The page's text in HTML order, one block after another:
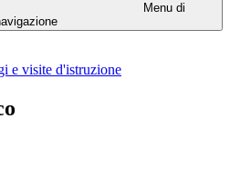
Menu di
e visite d'istruzione